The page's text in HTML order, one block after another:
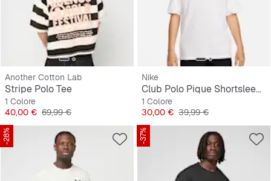
Another Cotton Lab
Stripe Polo Tee
1 Colore
Prezzo
40,00 € Prezzo originale
69,99 €
Nike
Club Polo Pique Shortsleeve
1 Colore
Prezzo
30,00 € Prezzo originale
39,99 €
-28% -37%